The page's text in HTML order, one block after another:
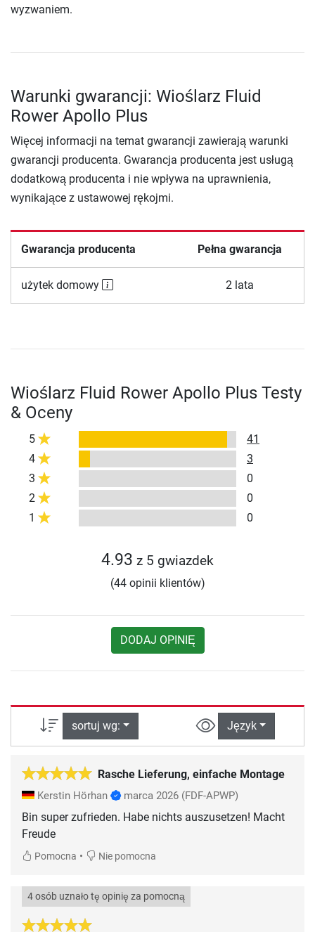
wyzwaniem.
Warunki gwarancji: Wioślarz Fluid
Rower Apollo Plus
Więcej informacji na temat gwarancji zawierają warunki
gwarancji producenta. Gwarancja producenta jest usługą
dodatkową producenta i nie wpływa na uprawnienia,
wynikające z ustawowej rękojmi.
Gwarancja producenta Pełna gwarancja
użytek domowy 2 lata
Wioślarz Fluid Rower Apollo Plus Testy
& Oceny
5
41
4
3
3
0
2
0
1
0
4.93 z 5 gwiazdek
(44 opinii klientów)
DODAJ OPINIĘ
sortuj wg: Język
Rasche Lieferung, einfache Montage
Kerstin Hörhan marca 2026 (FDF-APWP)
Bin super zufrieden. Habe nichts auszusetzen! Macht
Freude
Pomocna • Nie pomocna
4 osób uznało tę opinię za pomocną